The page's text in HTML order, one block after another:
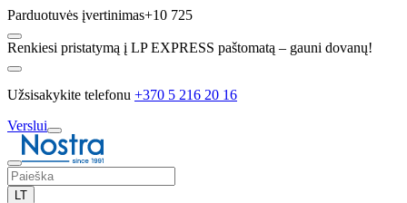
Parduotuvės įvertinimas+10 725
Renkiesi pristatymą į LP EXPRESS paštomatą – gauni dovanų!
Užsisakykite telefonu +370 5 216 20 16
Verslui
LT